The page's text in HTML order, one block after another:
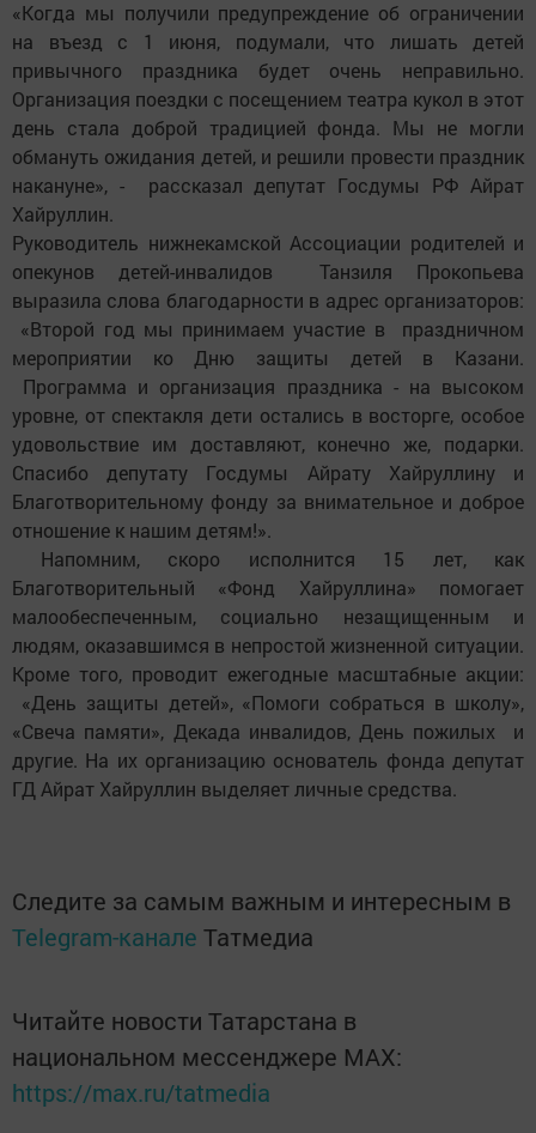
«Когда мы получили предупреждение об ограничении
на въезд с 1 июня, подумали, что лишать детей
привычного праздника будет очень неправильно.
Организация поездки с посещением театра кукол в этот
день стала доброй традицией фонда. Мы не могли
обмануть ожидания детей, и решили провести праздник
накануне», - рассказал депутат Госдумы РФ Айрат
Хайруллин.
Руководитель нижнекамской Ассоциации родителей и
опекунов детей-инвалидов Танзиля Прокопьева
выразила слова благодарности в адрес организаторов:
«Второй год мы принимаем участие в праздничном
мероприятии ко Дню защиты детей в Казани.
Программа и организация праздника - на высоком
уровне, от спектакля дети остались в восторге, особое
удовольствие им доставляют, конечно же, подарки.
Спасибо депутату Госдумы Айрату Хайруллину и
Благотворительному фонду за внимательное и доброе
отношение к нашим детям!».
Напомним, скоро исполнится 15 лет, как
Благотворительный «Фонд Хайруллина» помогает
малообеспеченным, социально незащищенным и
людям, оказавшимся в непростой жизненной ситуации.
Кроме того, проводит ежегодные масштабные акции:
«День защиты детей», «Помоги собраться в школу»,
«Свеча памяти», Декада инвалидов, День пожилых и
другие. На их организацию основатель фонда депутат
ГД Айрат Хайруллин выделяет личные средства.
Следите за самым важным и интересным в
Telegram-канале Татмедиа
Читайте новости Татарстана в
национальном мессенджере MАХ:
https://max.ru/tatmedia